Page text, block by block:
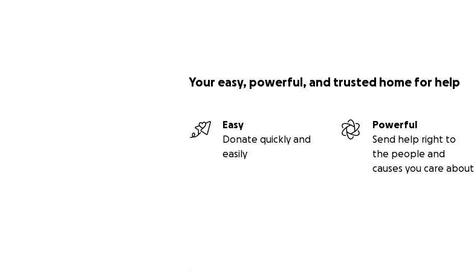
Your easy, powerful, and trusted home for help
Easy
Donate quickly and
easily
Powerful
Send help right to
the people and
causes you care about